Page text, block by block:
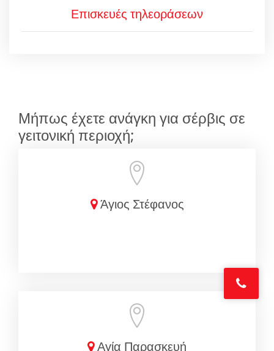
Επισκευές τηλεοράσεων
Μήπως έχετε ανάγκη για σέρβις σε
γειτονική περιοχή;
Άγιος Στέφανος
Αγία Παρασκευή